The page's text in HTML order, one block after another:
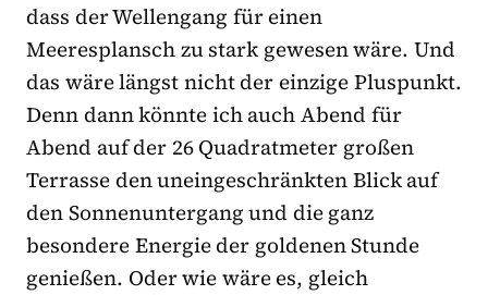
dass der Wellengang für einen
Meeresplansch zu stark gewesen wäre. Und
das wäre längst nicht der einzige Pluspunkt.
Denn dann könnte ich auch Abend für
Abend auf der 26 Quadratmeter großen
Terrasse den uneingeschränkten Blick auf
den Sonnenuntergang und die ganz
besondere Energie der goldenen Stunde
genießen. Oder wie wäre es, gleich